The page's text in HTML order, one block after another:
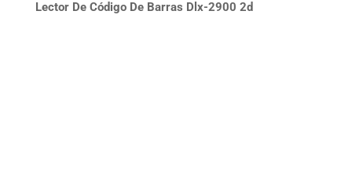
Lector De Código De Barras Dlx-2900 2d